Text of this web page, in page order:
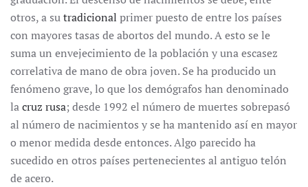
otros, a sutradicional primer puesto de entre los países
con mayores tasas de abortos del mundo. A esto se le
suma un envejecimiento de la población y una escasez
correlativa de mano de obra joven. Se ha producido un
fenómeno grave, lo que los demógrafos han denominado
lacruz rusa; desde 1992 el número de muertes sobrepasó
al número de nacimientos y se ha mantenido así en mayor
o menor medida desde entonces. Algo parecido ha
sucedido en otros países pertenecientes al antiguo telón
de acero.